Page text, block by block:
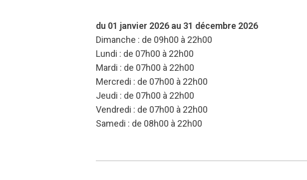
du 01 janvier 2026 au 31 décembre 2026
Dimanche : de 09h00 à 22h00
Lundi : de 07h00 à 22h00
Mardi : de 07h00 à 22h00
Mercredi : de 07h00 à 22h00
Jeudi : de 07h00 à 22h00
Vendredi : de 07h00 à 22h00
Samedi : de 08h00 à 22h00